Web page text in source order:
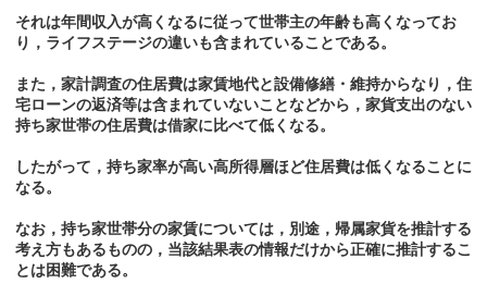
それは年間収入が高くなるに従って世帯主の年齢も高くなってお
り，ライフステージの違いも含まれていることである。
また，家計調査の住居費は家賃地代と設備修繕・維持からなり，住
宅ローンの返済等は含まれていないことなどから，家貨支出のない
持ち家世帯の住居費は借家に比べて低くなる。
したがって，持ち家率が高い高所得層ほど住居費は低くなることに
なる。
なお，持ち家世帯分の家賃については，別途，帰属家貨を推計する
考え方もあるものの，当該結果表の情報だけから正確に推計するこ
とは困難である。